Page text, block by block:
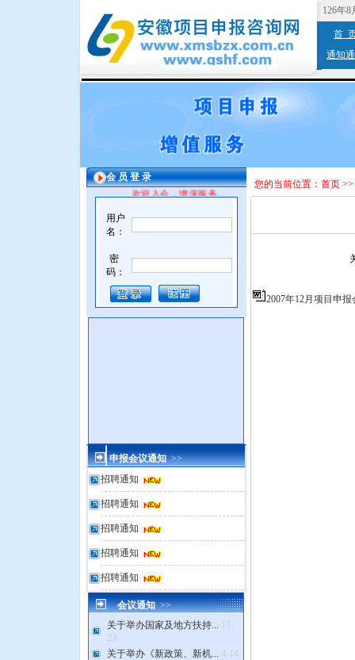
126年8
首
通知
会 员 登 录
欢迎入会，增值服务。
用户
名：
密
码：
申报会议通知>>
招聘通知
招聘通知
招聘通知
招聘通知
招聘通知
会议通知>>
关于举办国家及地方扶持... 11-
23
关于举办《新政策、新机... 4-14
您的当前位置： 首页 >>
2007年12月项目申报